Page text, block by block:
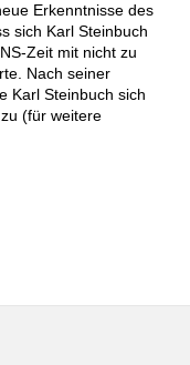
Erkenntnisse des
sich Karl Steinbuch
Zeit mit nicht zu
Nach seiner
Karl Steinbuch sich
(für weitere